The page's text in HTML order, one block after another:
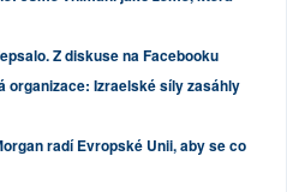
Z diskuse na Facebooku
organizace: Izraelské síly zasáhly
radí Evropské Unii, aby se co